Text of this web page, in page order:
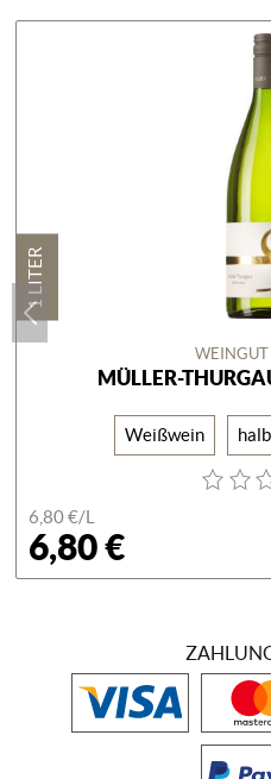
1 LITER
WEINGUT
MÜLLER-
Weißwein
6,80 €/L
6,80 €